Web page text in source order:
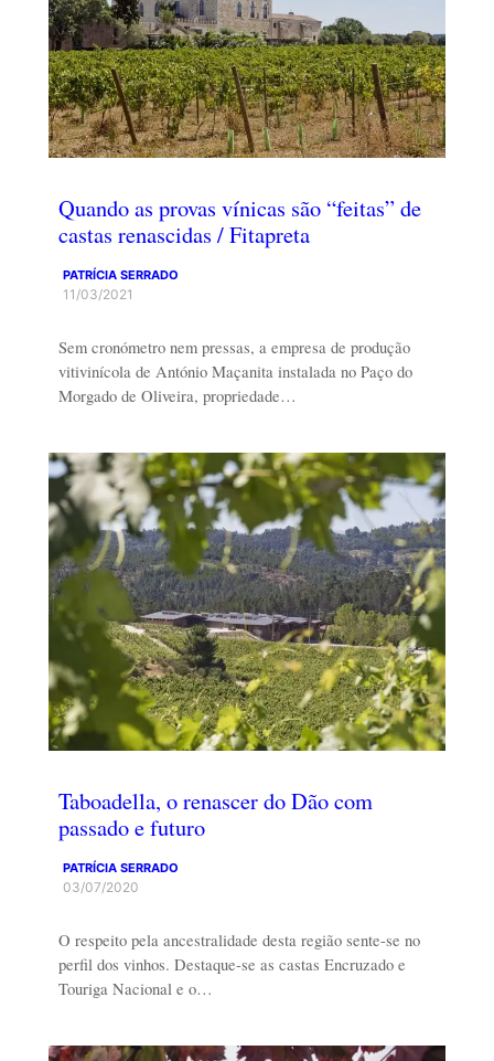
Quando as provas vínicas são “feitas” de
castas renascidas / Fitapreta
PATRÍCIA SERRADO
11/03/2021
Sem cronómetro nem pressas, a empresa de produção
vitivinícola de António Maçanita instalada no Paço do
Morgado de Oliveira, propriedade…
Taboadella, o renascer do Dão com
passado e futuro
PATRÍCIA SERRADO
03/07/2020
O respeito pela ancestralidade desta região sente-se no
perfil dos vinhos. Destaque-se as castas Encruzado e
Touriga Nacional e o…